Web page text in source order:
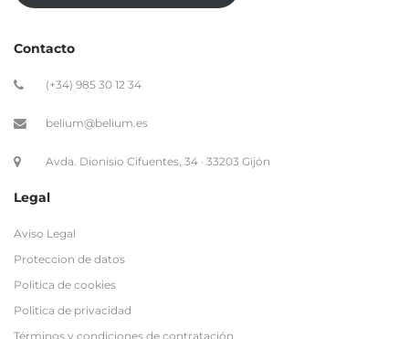
Proteccion de datos
Politica de cookies
Términos y condiciones de contratación